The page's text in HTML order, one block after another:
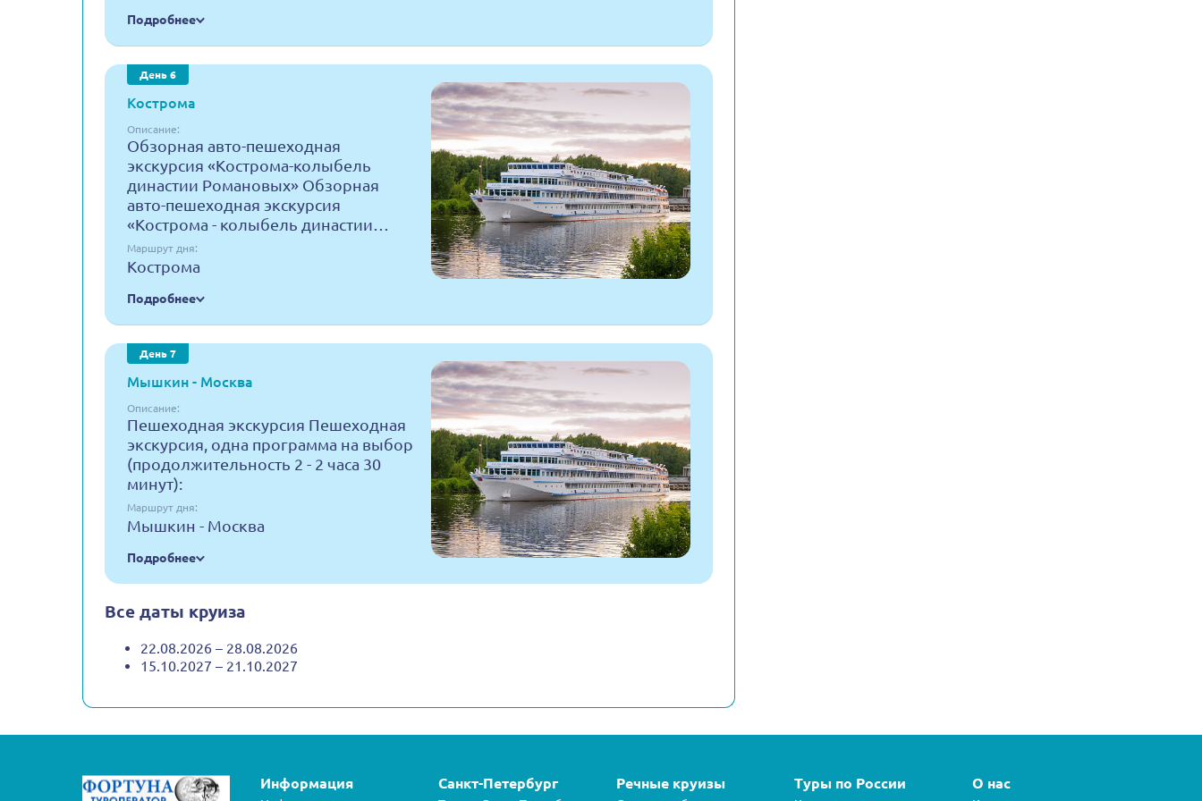
Подробнее
День 6
Кострома
Описание:
Обзорная авто-пешеходная
экскурсия «Кострома-колыбель
династии Романовых» Обзорная
авто-пешеходная экскурсия
«Кострома - колыбель династии…
Маршрут дня:
Кострома
Подробнее
День 7
Мышкин - Москва
Описание:
Пешеходная экскурсия Пешеходная
экскурсия, одна программа на выбор
(продолжительность 2 - 2 часа 30
минут):
Маршрут дня:
Мышкин - Москва
Подробнее
Все даты круиза
22.08.2026 – 28.08.2026
15.10.2027 – 21.10.2027
Информация Санкт-Петербург Речные круизы Туры по России О нас